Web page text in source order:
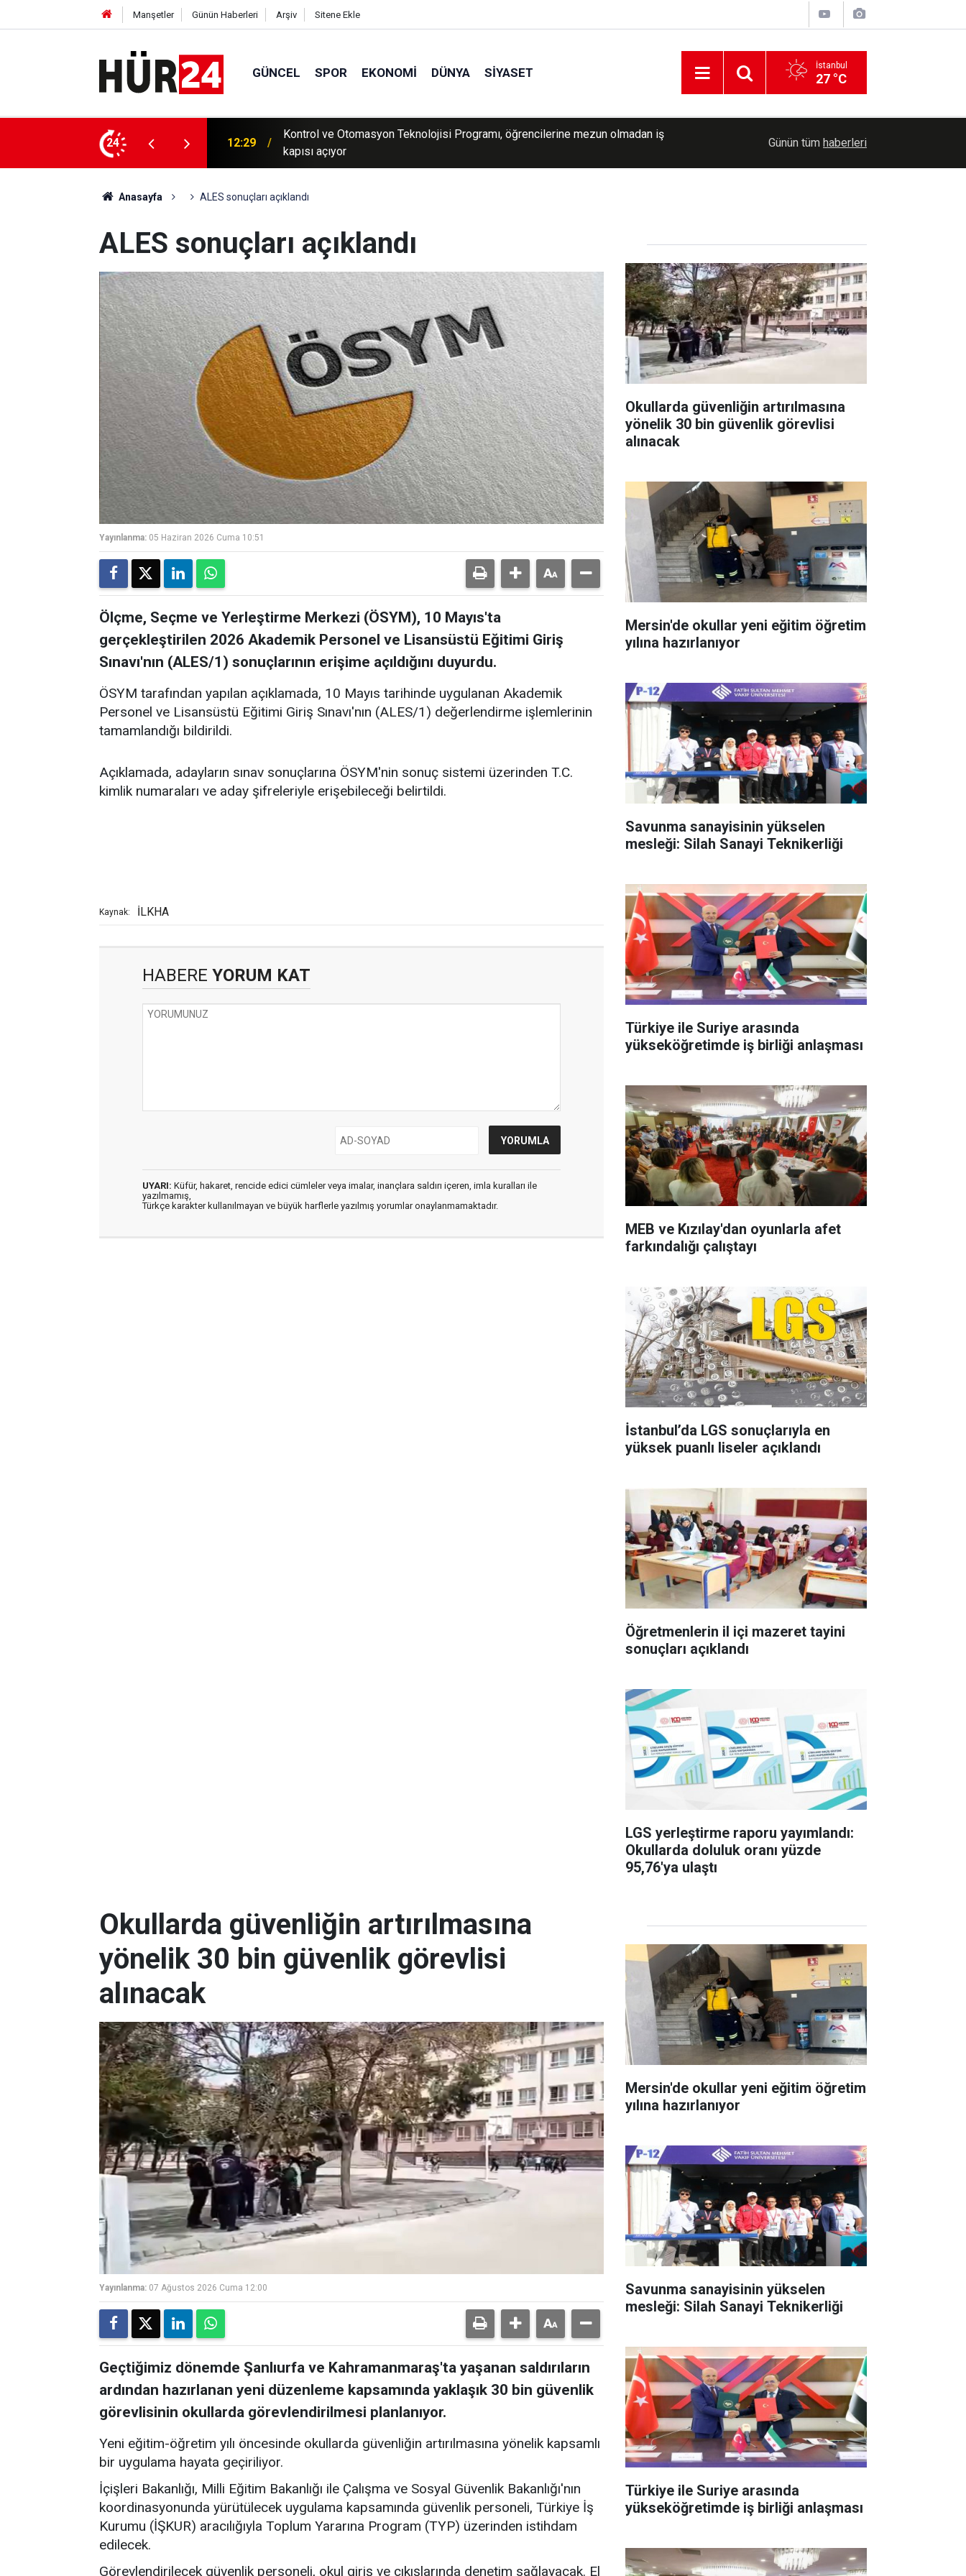
Manşetler Günün Haberleri Arşiv Sitene Ekle
GÜNCEL SPOR EKONOMI DÜNYA SIYASET İstanbul
27 °C
24
öğrencilerine mezun olmadan iş
12:17
Uzmanından güneşten korunma uyarısı: Güneş lekelerinin yanı sıra bazı cilt
kanserlerine de yol açabilir
Şanlıurfa'da Global Filistin Konvoyu için
Günün tüm haberleri
Anasayfa ALES sonuçları açıklandı
ALES sonuçları açıklandı
Yayınlanma: 05 Haziran 2026 Cuma 10:51
Ölçme, Seçme ve Yerleştirme Merkezi (ÖSYM), 10 Mayıs'ta
gerçekleştirilen 2026 Akademik Personel ve Lisansüstü Eğitimi Giriş
Sınavı'nın (ALES/1) sonuçlarının erişime açıldığını duyurdu.
ÖSYM tarafından yapılan açıklamada, 10 Mayıs tarihinde uygulanan Akademik
Personel ve Lisansüstü Eğitimi Giriş Sınavı'nın (ALES/1) değerlendirme işlemlerinin
tamamlandığı bildirildi.
Açıklamada, adayların sınav sonuçlarına ÖSYM'nin sonuç sistemi üzerinden T.C.
kimlik numaraları ve aday şifreleriyle erişebileceği belirtildi.
Kaynak: İLKHA
HABERE YORUM KAT
UYARI: Küfür, hakaret, rencide edici cümleler veya imalar, inançlara saldırı içeren, imla kuralları ile
yazılmamış,
Türkçe karakter kullanılmayan ve büyük harflerle yazılmış yorumlar onaylanmamaktadır.
Okullarda güvenliğin artırılmasına
yönelik 30 bin güvenlik görevlisi
alınacak
Mersin'de okullar yeni eğitim öğretim
yılına hazırlanıyor
Savunma sanayisinin yükselen
mesleği: Silah Sanayi Teknikerliği
Türkiye ile Suriye arasında
yükseköğretimde iş birliği anlaşması
MEB ve Kızılay'dan oyunlarla afet
farkındalığı çalıştayı
İstanbul’da LGS sonuçlarıyla en
yüksek puanlı liseler açıklandı
Öğretmenlerin il içi mazeret tayini
sonuçları açıklandı
LGS yerleştirme raporu yayımlandı:
Okullarda doluluk oranı yüzde
95,76'ya ulaştı
Okullarda güvenliğin artırılmasına
yönelik 30 bin güvenlik görevlisi
alınacak
Yayınlanma: 07 Ağustos 2026 Cuma 12:00
Geçtiğimiz dönemde Şanlıurfa ve Kahramanmaraş'ta yaşanan saldırıların
ardından hazırlanan yeni düzenleme kapsamında yaklaşık 30 bin güvenlik
görevlisinin okullarda görevlendirilmesi planlanıyor.
Yeni eğitim-öğretim yılı öncesinde okullarda güvenliğin artırılmasına yönelik kapsamlı
bir uygulama hayata geçiriliyor.
İçişleri Bakanlığı, Milli Eğitim Bakanlığı ile Çalışma ve Sosyal Güvenlik Bakanlığı'nın
koordinasyonunda yürütülecek uygulama kapsamında güvenlik personeli, Türkiye İş
Kurumu (İŞKUR) aracılığıyla Toplum Yararına Program (TYP) üzerinden istihdam
edilecek.
Görevlendirilecek güvenlik personeli, okul giriş ve çıkışlarında denetim sağlayacak. El
Mersin'de okullar yeni eğitim öğretim
yılına hazırlanıyor
Savunma sanayisinin yükselen
mesleği: Silah Sanayi Teknikerliği
Türkiye ile Suriye arasında
yükseköğretimde iş birliği anlaşması